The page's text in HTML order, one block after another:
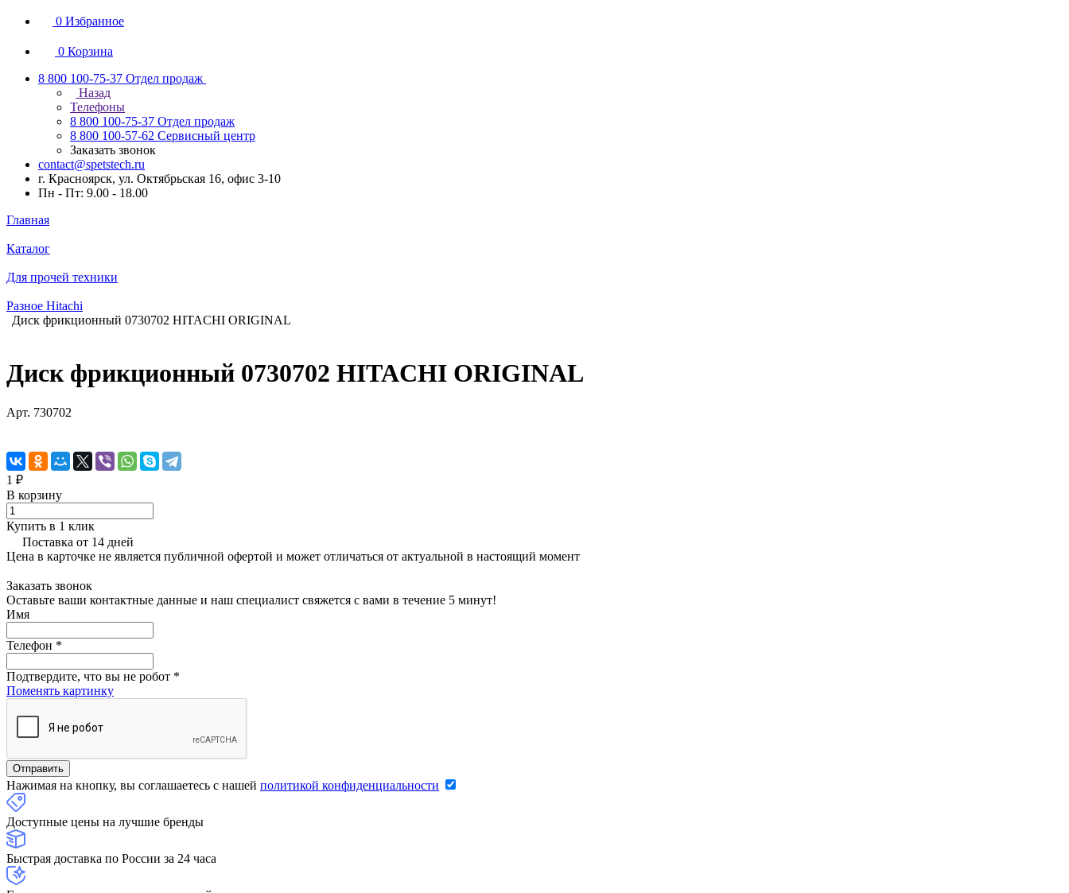
0 Избранное
0 Корзина
8 800 100-75-37 Отдел продаж
Назад
Телефоны
8 800 100-75-37 Отдел продаж
8 800 100-57-62 Сервисный центр
Заказать звонок
contact@spetstech.ru
г. Красноярск, ул. Октябрьская 16, офис 3-10
Пн - Пт: 9.00 - 18.00
Главная
Каталог
Для прочей техники
Разное Hitachi
Диск фрикционный 0730702 HITACHI ORIGINAL
Диск фрикционный 0730702 HITACHI ORIGINAL
Арт. 730702
1 ₽
В корзину
Купить в 1 клик
Поставка от 14 дней
Цена в карточке не является публичной офертой и может отличаться от актуальной в настоящий момент
Заказать звонок
Оставьте ваши контактные данные и наш специалист свяжется с вами в течение 5 минут!
Имя
Телефон *
Подтвердите, что вы не робот *
Поменять картинку
Нажимая на кнопку, вы соглашаетесь с нашей политикой конфиденциальности
Доступные цены на лучшие бренды
Быстрая доставка по России за 24 часа